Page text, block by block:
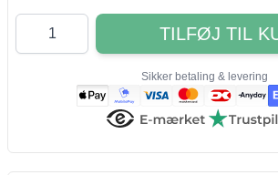
Antal
TILFØJ TIL
Sikker betaling & levering